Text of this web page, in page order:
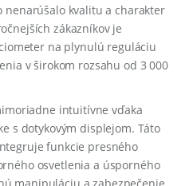
nenarúšalo kvalitu a charakter
zákazníkov je
na plynulú reguláciu
v širokom rozsahu od 3 000
intuitívne vďaka
s dotykovým displejom. Táto
funkcie presného
osvetlenia a úsporného
manipuláciu a zabezpečenie